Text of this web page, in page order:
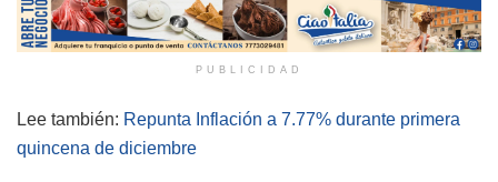
PUBLICIDAD
Lee también: Repunta Inflación a 7.77% durante primera
quincena de diciembre